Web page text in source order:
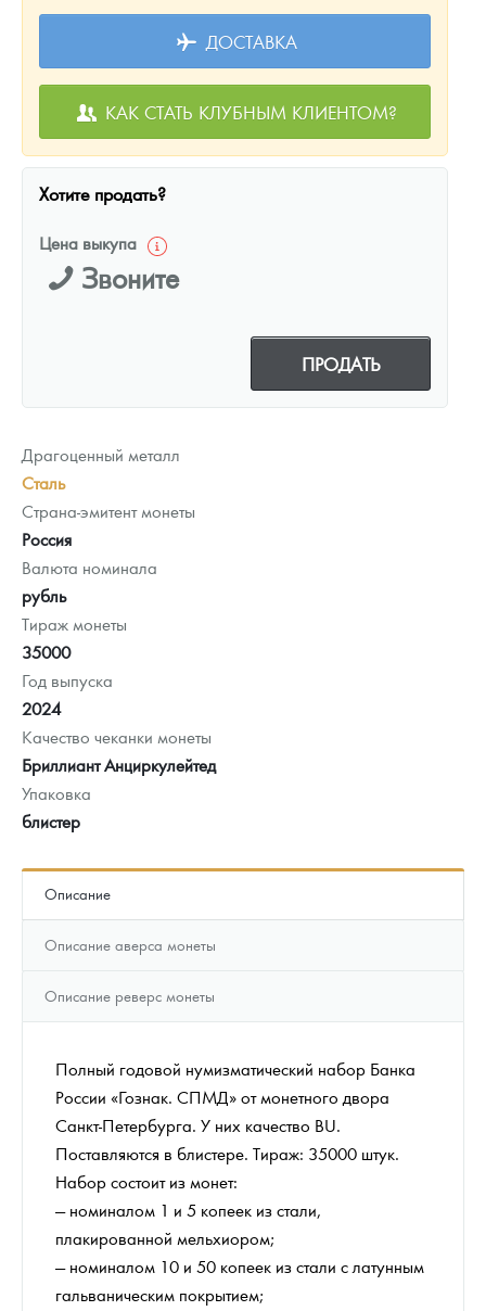
ДОСТАВКА
КАК СТАТЬ КЛУБНЫМ КЛИЕНТОМ?
Хотите продать?
Цена выкупа
Звоните
ПРОДАТЬ
Драгоценный металл
Сталь
Страна-эмитент монеты
Россия
Валюта номинала
рубль
Тираж монеты
35000
Год выпуска
2024
Качество чеканки монеты
Бриллиант Анциркулейтед
Упаковка
блистер
Описание
Описание аверса монеты
Описание реверс монеты
Полный годовой нумизматический набор Банка
России «Гознак. СПМД» от монетного двора
Санкт-Петербурга. У них качество BU.
Поставляются в блистере. Тираж: 35000 штук.
Набор состоит из монет:
— номиналом 1 и 5 копеек из стали,
плакированной мельхиором;
— номиналом 10 и 50 копеек из стали с латунным
гальваническим покрытием;